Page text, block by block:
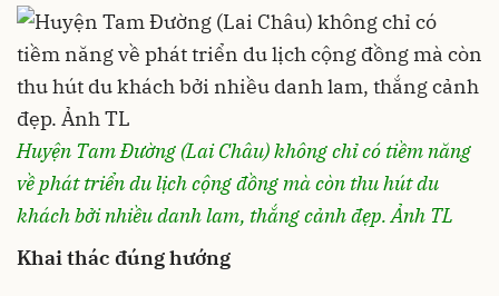
Huyện Tam Đường (Lai Châu) không chỉ có tiềm năng
về phát triển du lịch cộng đồng mà còn thu hút du
khách bởi nhiều danh lam, thắng cảnh đẹp. Ảnh TL
Khai thác đúng hướng